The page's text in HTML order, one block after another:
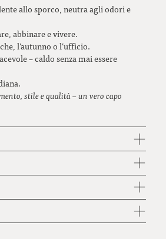
allo sporco, neutra agli odori e
abbinare e vivere.
l’autunno o l’ufficio.
– caldo senza mai essere
stile e qualità – un vero capo